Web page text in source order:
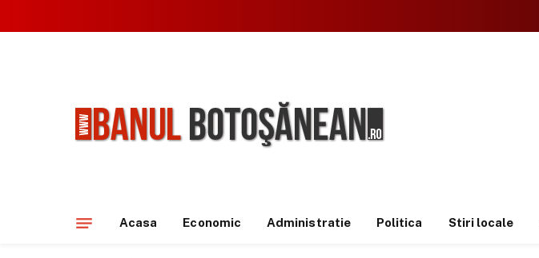
Acasa Economic Administratie Politica Stiri locale